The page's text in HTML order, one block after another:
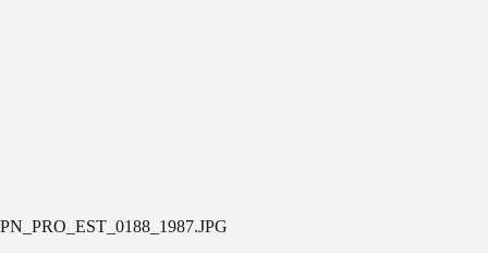
PN_PRO_EST_0188_1987.JPG